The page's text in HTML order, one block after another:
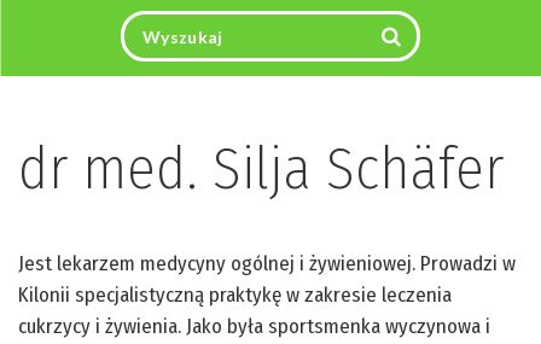
dr med. Silja Schäfer
Jest lekarzem medycyny ogólnej i żywieniowej. Prowadzi w
Kilonii specjalistyczną praktykę w zakresie leczenia
cukrzycy i żywienia. Jako była sportsmenka wyczynowa i